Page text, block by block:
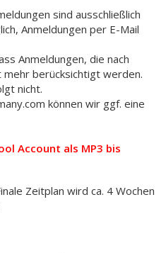
sind ausschließlich
Anmeldungen per E-Mail
Anmeldungen, die nach
mehr berücksichtigt werden.
nicht.
können wir ggf. eine
Account als MP3 bis
Zeitplan wird ca. 4 Wochen